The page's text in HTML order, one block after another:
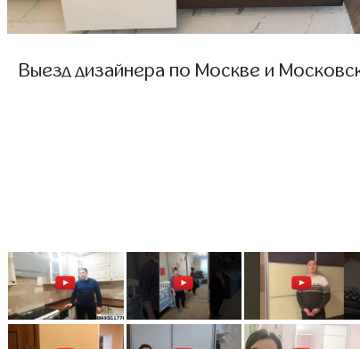
Выезд дизайнера по Москве и